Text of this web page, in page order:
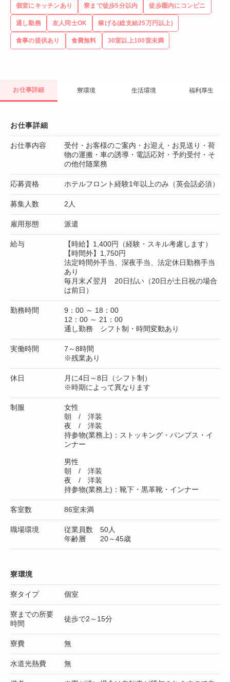
個室にキッチンあり 寮まで徒歩5分以内 徒歩圏内にコンビニ
通し勤務 友人同士OK 稼げる(総支給25万円以上)
食事の提供あり 食費無料 30室以上100室未満
お仕事詳細 寮環境 生活環境 福利厚生
お仕事詳細
お仕事内容
受付・お客様のご案内・お迎え・お見送り・荷
物の運搬・車の誘導・電話応対・予約受付・そ
の他付随業務
応募資格 ホテルフロント経験1年以上のみ（英会話必須）
募集人数 2人
雇用形態 派遣
給与
【時給】1,400円（経験・スキル考慮します）
【時間外】1,750円
法定時間外手当、深夜手当、法定休日勤務手当
あり
毎月末〆翌月 20日払い（20日が土日祝の場合
は前日）
勤務時間
9：00 ～ 18：00
12：00 ～ 21：00
通し勤務 シフト制・時間変動あり
実働時間
7～8時間
※残業あり
休日
月に4日～8日（シフト制）
※時期によって異なります
制服
女性
朝 / 洋装
夜 / 洋装
持参物(業務上)：ストッキング・パンプス・イ
ンナー
男性
朝 / 洋装
夜 / 洋装
持参物(業務上)：靴下・黒革靴・インナー
客室数 86室未満
職場環境
従業員数 50人
年齢層 20～45歳
寮環境
寮タイプ 個室
寮までの所要
時間
徒歩で2～15分
寮費 無
水道光熱費 無